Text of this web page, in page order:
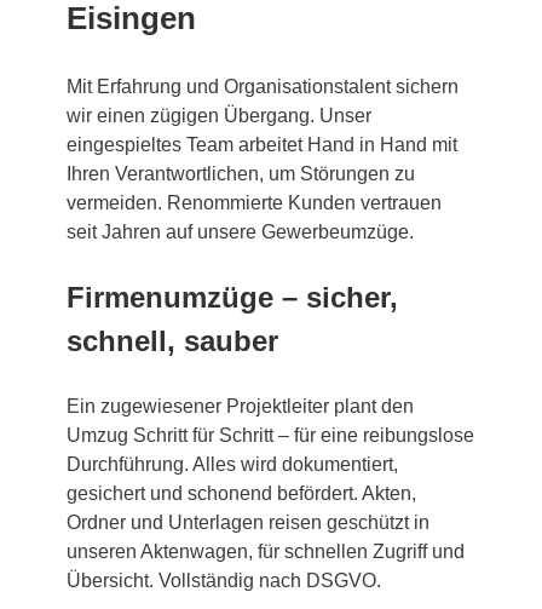
Eisingen
Mit Erfahrung und Organisationstalent sichern
wir einen zügigen Übergang. Unser
eingespieltes Team arbeitet Hand in Hand mit
Ihren Verantwortlichen, um Störungen zu
vermeiden. Renommierte Kunden vertrauen
seit Jahren auf unsere Gewerbeumzüge.
Firmenumzüge – sicher,
schnell, sauber
Ein zugewiesener Projektleiter plant den
Umzug Schritt für Schritt – für eine reibungslose
Durchführung. Alles wird dokumentiert,
gesichert und schonend befördert. Akten,
Ordner und Unterlagen reisen geschützt in
unseren Aktenwagen, für schnellen Zugriff und
Übersicht. Vollständig nach DSGVO.